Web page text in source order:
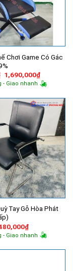
Chơi Game Có Gác
Giá
gốc
là:
1,690,000₫Giá
hiện
tại
- Giao nhanh
Tay Gỗ Hòa Phát
₫Giá
hiện
tại
480,000₫.
- Giao nhanh